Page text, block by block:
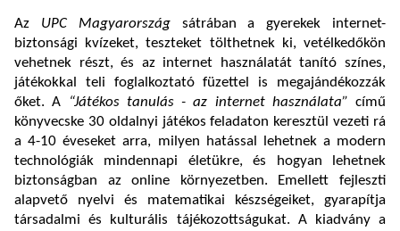
Az UPC Magyarországsátrában a gyerekek internet-
biztonsági kvízeket, teszteket tölthetnek ki, vetélkedőkön
vehetnek részt, és az internet használatát tanító színes,
játékokkal teli foglalkoztató füzettel is megajándékozzák
őket. A
“Játékos tanulás - az internet használata” című
könyvecske 30 oldalnyi játékos feladaton keresztül vezeti rá
a 4-10 éveseket arra, milyen hatással lehetnek a modern
technológiák mindennapi életükre, és hogyan lehetnek
biztonságban az online környezetben. Emellett fejleszti
alapvető nyelvi és matematikai készségeiket, gyarapítja
társadalmi és kulturális tájékozottságukat. A kiadvány a